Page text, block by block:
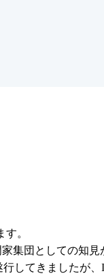
。
集団としての知見
してきましたが、